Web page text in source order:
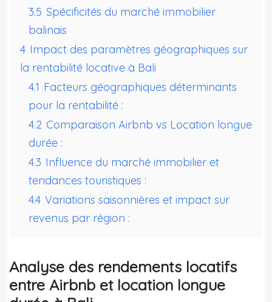
3.5 Spécificités du marché immobilier
balinais
4 Impact des paramètres géographiques sur
la rentabilité locative à Bali
4.1 Facteurs géographiques déterminants
pour la rentabilité :
4.2 Comparaison Airbnb vs Location longue
durée :
4.3 Influence du marché immobilier et
tendances touristiques :
4.4 Variations saisonnières et impact sur
revenus par région :
Analyse des rendements locatifs
entre Airbnb et location longue